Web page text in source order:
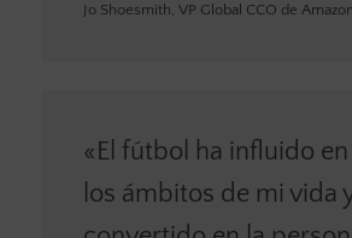
Jo Shoesmith, VP Global CCO de Amazon
«El fútbol ha influido
los ámbitos de mi vida